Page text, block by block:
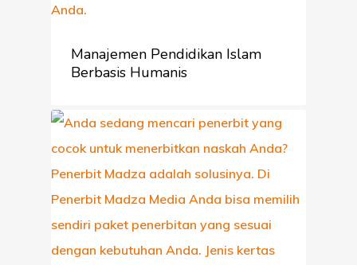
Manajemen Pendidikan Islam
Berbasis Humanis